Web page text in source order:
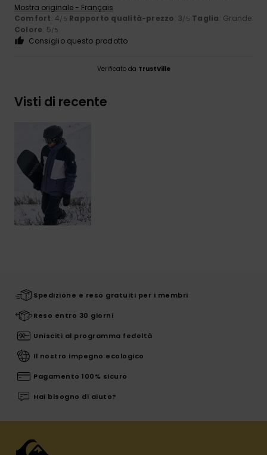
Mostra originale - Français
Comfort: 4/5 Rapporto qualità-prezzo: 3/5 Taglia: Grande
Colore: 5/5
Consiglio questo prodotto
Verificato da TrustVille
Visti di recente
Spedizione e reso gratuiti per i membri
Reso entro 30 giorni
Unisciti al programma fedeltà
Il nostro impegno ecologico
Pagamento 100% sicuro
Hai bisogno di aiuto?